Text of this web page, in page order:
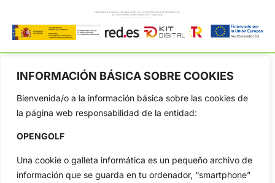
INFORMACIÓN BÁSICA SOBRE COOKIES
Bienvenida/o a la información básica sobre las cookies de
la página web responsabilidad de la entidad:
OPENGOLF
Una cookie o galleta informática es un pequeño archivo de
información que se guarda en tu ordenador, “smartphone”
OpenGolf ofrece toda la actualidad, información del golf
profesional y amateur, resultados en directo, vídeos, noticias,
Jon Rahm, LIV Golf, PGA Tour, Ryder Cup, DP World Tour, LPGA
Categorias
Inicio
Jon Rahm